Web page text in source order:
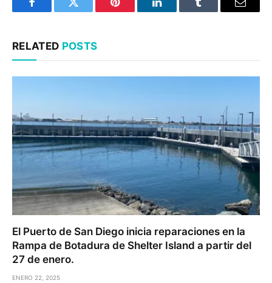
FacebookTwitter Pinterest LinkedInTumblr Email
RELATED POSTS
El Puerto de San Diego inicia reparaciones en la
Rampa de Botadura de Shelter Island a partir del
27 de enero.
ENERO 22, 2025